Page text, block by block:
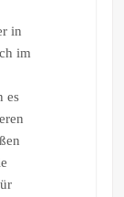
in
im
es